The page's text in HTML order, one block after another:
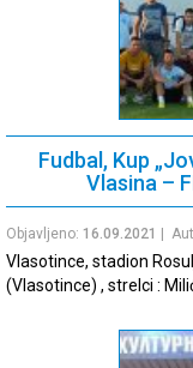
Fudbal, Kup
Vlasina –
Objavljeno: 16.09.2021 |
Vlasotince, stadion
(Vlasotince) , strelci :